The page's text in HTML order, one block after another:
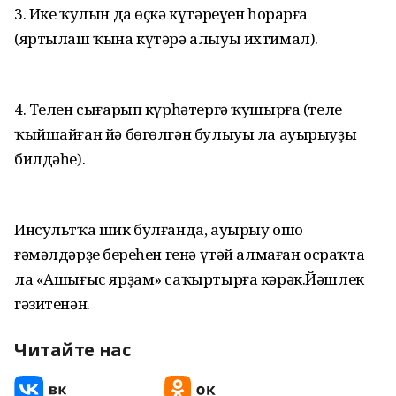
3. Ике ҡулын да өҫкә күтәреүен һорарға
(яртылаш ҡына күтәрә алыуы ихтимал).
4. Телен сығарып күрһәтергә ҡушырға (теле
ҡыйшайған йә бөгөлгән булыуы ла ауырыуҙың
билдәһе).
Инсультҡа шик булғанда, ауырыу ошо
ғәмәлдәрҙең береһен генә үтәй алмаған осраҡта
ла «Ашығыс ярҙам» саҡыртырға кәрәк.Йәшлек
гәзитенән.
Читайте нас